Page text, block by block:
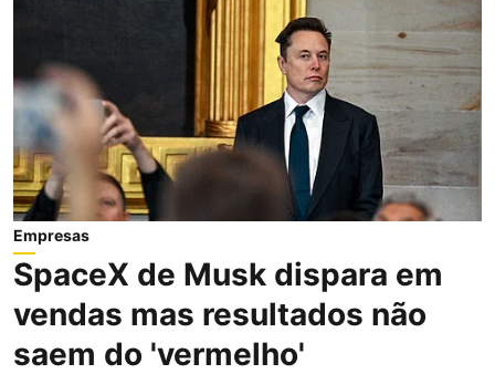
Empresas
SpaceX de Musk dispara em
vendas mas resultados não
saem do 'vermelho'